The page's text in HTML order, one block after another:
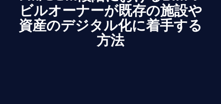
ビルオーナーが既存の施設や
資産のデジタル化に着手する
方法